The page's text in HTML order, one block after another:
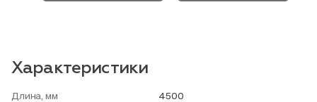
Характеристики
Длина, мм 4500